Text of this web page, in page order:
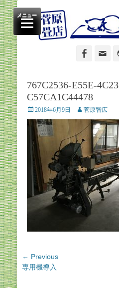
たたみのコンビニ
767C2536-E55E-
C57CA1C44478
Posted
on
2018年6月9日 Author
菅原智広
投
稿
← Previous
Previous
専用機導入
メニュー